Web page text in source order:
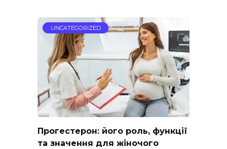
UNCATEGORIZED
Прогестерон: його роль, функції
та значення для жіночого